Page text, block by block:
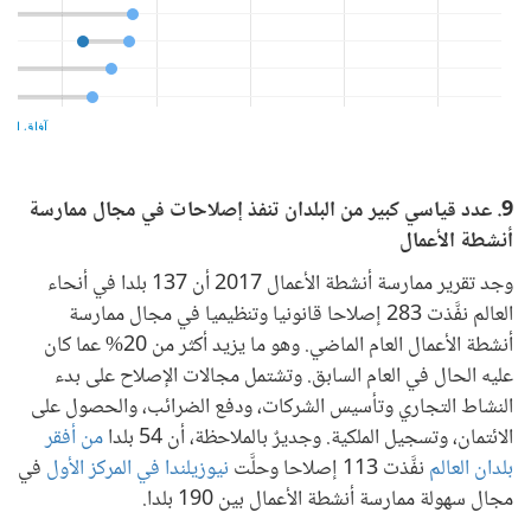
9. عدد قياسي كبير من البلدان تنفذ إصلاحات في مجال ممارسة
أنشطة الأعمال
وجد تقرير ممارسة أنشطة الأعمال 2017 أن 137 بلدا في أنحاء
العالم نفَّذت 283 إصلاحا قانونيا وتنظيميا في مجال ممارسة
أنشطة الأعمال العام الماضي. وهو ما يزيد أكثر من 20% عما كان
عليه الحال في العام السابق. وتشتمل مجالات الإصلاح على بدء
النشاط التجاري وتأسيس الشركات، ودفع الضرائب، والحصول على
الائتمان، وتسجيل الملكية. وجديرٌ بالملاحظة، أن 54 بلدا
من أفقر
بلدان العالم نفَّذت 113 إصلاحا وحلَّت نيوزيلندا في المركز الأول في
مجال سهولة ممارسة أنشطة الأعمال بين 190 بلدا.